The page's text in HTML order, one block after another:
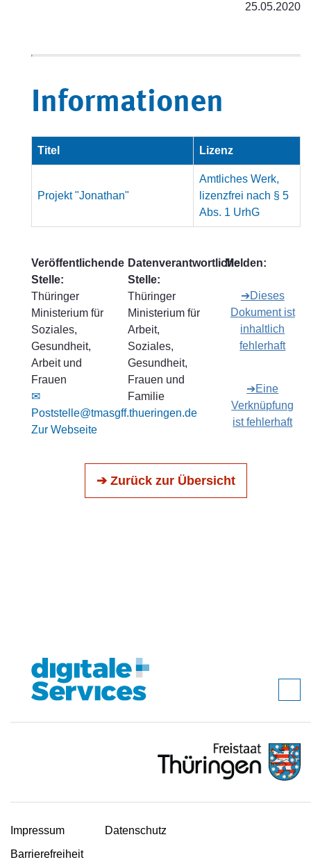
25.05.2020
Informationen
Titel Lizenz
Projekt "Jonathan"
Amtliches Werk,
lizenzfrei nach § 5
Abs. 1 UrhG
Veröffentlichende
Stelle:
Thüringer
Ministerium für
Soziales,
Gesundheit,
Arbeit und
Frauen
✉
Poststelle@tmasgff.thueringen.de
Zur Webseite
Datenverantwortliche
Stelle:
Thüringer
Ministerium für
Arbeit,
Soziales,
Gesundheit,
Frauen und
Familie
Melden:
➔Dieses
Dokument ist
inhaltlich
fehlerhaft
➔Eine
Verknüpfung
ist fehlerhaft
➔ Zurück zur Übersicht
Impressum
Datenschutz
Barrierefreiheit